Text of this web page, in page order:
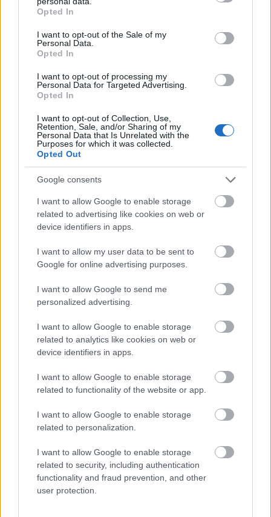
grant or deny consent to Google and its third-party tags to
use your data for below specified purposes in below Google
consent section.
Opted In
I want to opt-out of the Sale of my
Personal Data.
Opted In
I want to opt-out of processing my
Personal Data for Targeted Advertising.
Opted In
I want to opt-out of Collection, Use,
Retention, Sale, and/or Sharing of my
Personal Data that Is Unrelated with the
Purposes for which it was collected.
Opted Out
Google consents
I want to allow Google to enable storage
related to advertising like cookies on web or
device identifiers in apps.
I want to allow my user data to be sent to
Google for online advertising purposes.
I want to allow Google to send me
personalized advertising.
I want to allow Google to enable storage
related to analytics like cookies on web or
device identifiers in apps.
I want to allow Google to enable storage
related to functionality of the website or app.
I want to allow Google to enable storage
related to personalization.
I want to allow Google to enable storage
related to security, including authentication
functionality and fraud prevention, and other
user protection.
rendben van azzal, hogy le kellett mondania a
mostohanagymamaként felelősséget vállalni a
cambridge-iek gyermekeiért, főleg hogy Katalin szülei,
Ha szívesen olvasol a
királyi családról:
Meghan Markle gyakorlatilag bemutatott a királyi
családnak egy szakértő szerint
Mi a közös Erzsébet királynőben és Marilyn
György herceg: „Az apám lesz a király, úgyhogy
jobb, ha vigyázol”